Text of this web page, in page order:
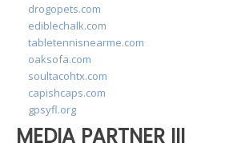
drogopets.com
ediblechalk.com
tabletennisnearme.com
oaksofa.com
soultacohtx.com
capishcaps.com
gpsyfl.org
MEDIA PARTNER III